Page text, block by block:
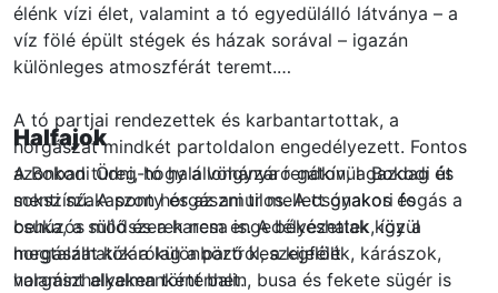
élénk vízi élet, valamint a tó egyedülálló látványa – a
víz fölé épült stégek és házak sorával – igazán
különleges atmoszférát teremt.
A tó partjai rendezettek és karbantartottak, a
horgászat mindkét partoldalon engedélyezett. Fontos
azonban tudni, hogy a völgyzáró gáton, a Bokodi út
menti szakaszon horgászni tilos. A csónakos és
behúzós módszerek nem engedélyezettek, így a
horgászat kizárólag a partról, a kijelölt
horgászhelyeken történhet.
Halfajok
A Bokodi Öreg-tó halállománya rendkívül gazdag és
sokszínű. A ponty és az amur mellett gyakori fogás a
csuka, a süllő és a harcsa is. A békéshalak közül
megtalálhatók a különböző keszegfélék, kárászok,
valamint alkalmanként balin, busa és fekete sügér is